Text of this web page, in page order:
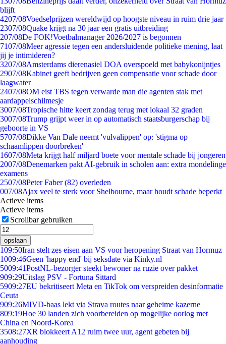
blijft
4207/08Voedselprijzen wereldwijd op hoogste niveau in ruim drie jaar
2307/08Quake krijgt na 30 jaar een gratis uitbreiding
207/08De FOK!Voetbalmanager 2026/2027 is begonnen
7107/08Meer agressie tegen een andersluidende politieke mening, laat
jij je intimideren?
3207/08Amsterdams dierenasiel DOA overspoeld met babykonijntjes
2907/08Kabinet geeft bedrijven geen compensatie voor schade door
laagwater
2407/08OM eist TBS tegen verwarde man die agenten stak met
aardappelschilmesje
3007/08Tropische hitte keert zondag terug met lokaal 32 graden
3007/08Trump grijpt weer in op automatisch staatsburgerschap bij
geboorte in VS
5707/08Dikke Van Dale neemt 'vulvalippen' op: 'stigma op
schaamlippen doorbreken'
1607/08Meta krijgt half miljard boete voor mentale schade bij jongeren
2007/08Denemarken pakt AI-gebruik in scholen aan: extra mondelinge
examens
2507/08Peter Faber (82) overleden
007/08Ajax veel te sterk voor Shelbourne, maar houdt schade beperkt
Actieve items
Actieve items
Scrollbar gebruiken
opslaan
109:50Iran stelt zes eisen aan VS voor heropening Straat van Hormuz
1009:46Geen 'happy end' bij seksdate via Kinky.nl
5009:41PostNL-bezorger steekt bewoner na ruzie over pakket
909:29Uitslag PSV - Fortuna Sittard
5909:27EU bekritiseert Meta en TikTok om verspreiden desinformatie
Ceuta
909:26MIVD-baas lekt via Strava routes naar geheime kazerne
809:19Hoe 30 landen zich voorbereiden op mogelijke oorlog met
China en Noord-Korea
3508:27XR blokkeert A12 ruim twee uur, agent gebeten bij
aanhouding